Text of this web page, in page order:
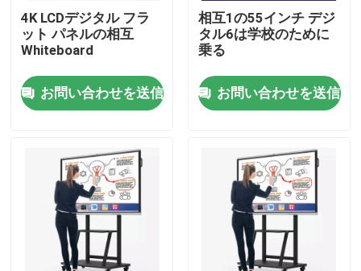
接触米国
引用を要求しなさい
相互スマートな板
55インチのスマートな板
65インチのスマートな板
4K LCDデジタル フラ
ット パネルの相互
Whiteboard
お問い合わせを送信
相互1の55インチ デジ
タル6は学校のために
乗る
お問い合わせを送信